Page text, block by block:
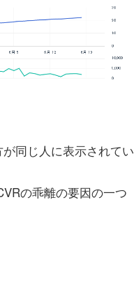
同じ人に表示されてい
の乖離の要因の一つ